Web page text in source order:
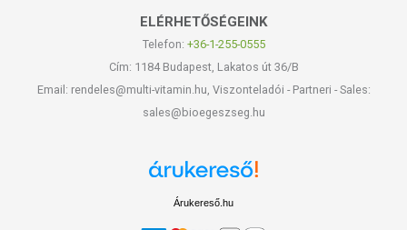
ELÉRHETŐSÉGEINK
Telefon: +36-1-255-0555
Cím: 1184 Budapest, Lakatos út 36/B
Email: rendeles@multi-vitamin.hu, Viszonteladói - Partneri - Sales:
sales@bioegeszseg.hu
Árukereső.hu